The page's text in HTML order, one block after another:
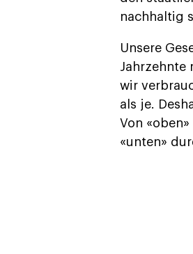
nachhaltig
Unsere
Jahrzehnte
wir
als je.
Von
«unten»